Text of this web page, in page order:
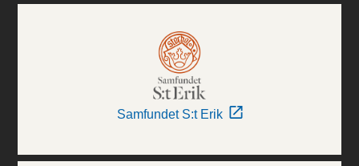
Samfundet S:t Erik